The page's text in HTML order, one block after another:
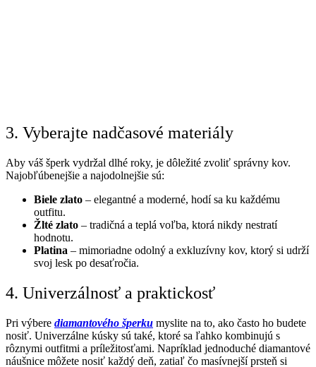
3. Vyberajte nadčasové materiály
Aby váš šperk vydržal dlhé roky, je dôležité zvoliť správny kov.
Najobľúbenejšie a najodolnejšie sú:
Biele zlato – elegantné a moderné, hodí sa ku každému
outfitu.
Žlté zlato – tradičná a teplá voľba, ktorá nikdy nestratí
hodnotu.
Platina – mimoriadne odolný a exkluzívny kov, ktorý si udrží
svoj lesk po desaťročia.
4. Univerzálnosť a praktickosť
Pri výbere diamantového šperku myslite na to, ako často ho budete
nosiť. Univerzálne kúsky sú také, ktoré sa ľahko kombinujú s
rôznymi outfitmi a príležitosťami. Napríklad jednoduché diamantové
náušnice môžete nosiť každý deň, zatiaľ čo masívnejší prsteň si